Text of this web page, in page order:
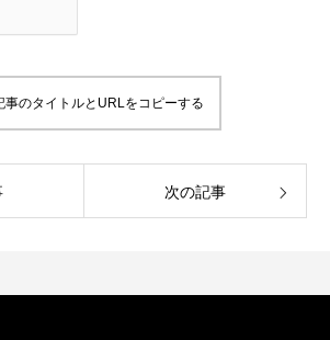
事のタイトルとURLをコピーする
次の記事